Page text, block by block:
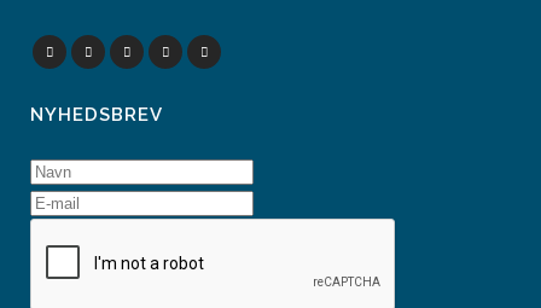
NYHEDSBREV